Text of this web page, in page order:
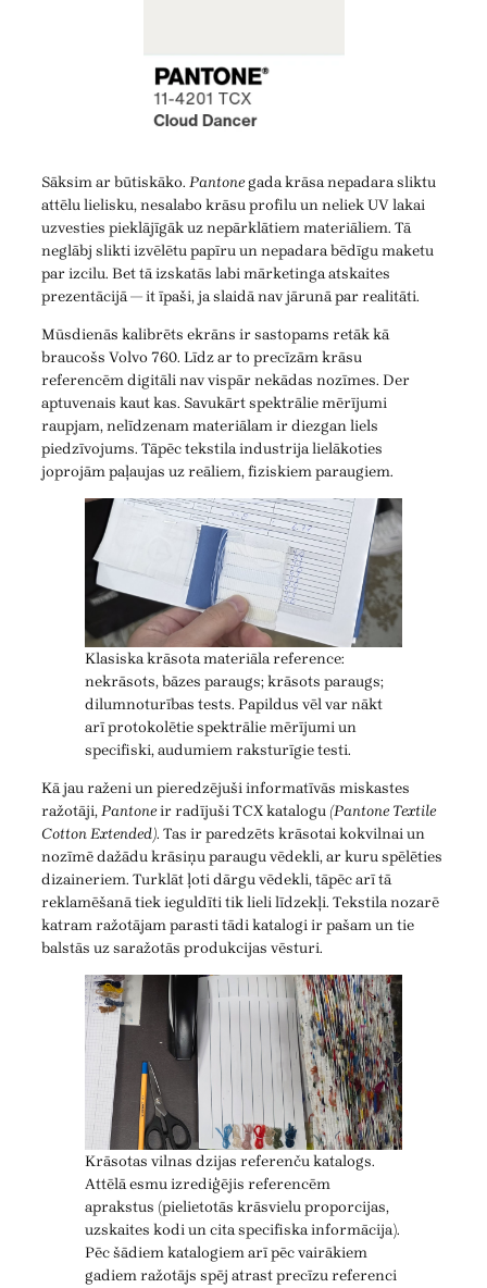
Sāksim ar būtiskāko. Pantonegada krāsa nepadara sliktu
attēlu lielisku, nesalabo krāsu profilu un neliek UV lakai
uzvesties pieklājīgāk uz nepārklātiem materiāliem. Tā
neglābj slikti izvēlētu papīru un nepadara bēdīgu maketu
par izcilu. Bet tā izskatās labi mārketinga atskaites
prezentācijā — it īpaši, ja slaidā nav jārunā par realitāti.
Mūsdienās kalibrēts ekrāns ir sastopams retāk kā
braucošs Volvo 760. Līdz ar to precīzām krāsu
referencēm digitāli nav vispār nekādas nozīmes. Der
aptuvenais kaut kas. Savukārt spektrālie mērījumi
raupjam, nelīdzenam materiālam ir diezgan liels
piedzīvojums. Tāpēc tekstila industrija lielākoties
joprojām paļaujas uz reāliem, fiziskiem paraugiem.
Klasiska krāsota materiāla reference:
nekrāsots, bāzes paraugs; krāsots paraugs;
dilumnoturības tests. Papildus vēl var nākt
arī protokolētie spektrālie mērījumi un
specifiski, audumiem raksturīgie testi.
Kā jau raženi un pieredzējuši informatīvās miskastes
ražotāji,Pantoneir radījuši TCX katalogu (Pantone Textile
Cotton Extended). Tas ir paredzēts krāsotai kokvilnai un
nozīmē dažādu krāsiņu paraugu vēdekli, ar kuru spēlēties
dizaineriem. Turklāt ļoti dārgu vēdekli, tāpēc arī tā
reklamēšanā tiek ieguldīti tik lieli līdzekļi. Tekstila nozarē
katram ražotājam parasti tādi katalogi ir pašam un tie
balstās uz saražotās produkcijas vēsturi.
Krāsotas vilnas dzijas referenču katalogs.
Attēlā esmu izrediģējis referencēm
aprakstus (pielietotās krāsvielu proporcijas,
uzskaites kodi un cita specifiska informācija).
Pēc šādiem katalogiem arī pēc vairākiem
gadiem ražotājs spēj atrast precīzu referenci